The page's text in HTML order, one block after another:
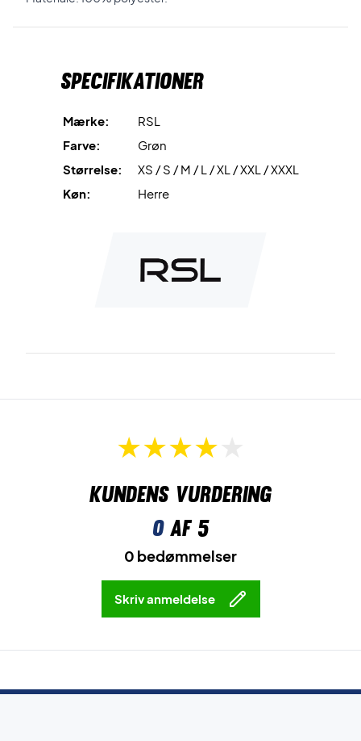
Specifikationer
Mærke:
RSL
Farve:
Grøn
Størrelse:
XS / S / M / L / XL / XXL / XXXL
Køn:
Herre
Kundens vurdering
0af 5
0 bedømmelser
Skriv anmeldelse